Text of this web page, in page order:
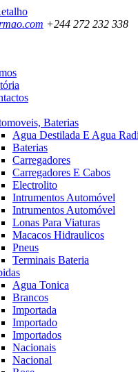
+244 272 232 338
Baterias
Agua Destilada E Agua
Baterias
Carregadores
Carregadores E Cabos
Electrolito
Intrumentos Automóvel
Intrumentos Automóvel
Lonas Para Viaturas
Macacos Hidraulicos
Pneus
Terminais Bateria
Agua Tonica
Brancos
Importada
Importado
Importados
Nacionais
Nacional